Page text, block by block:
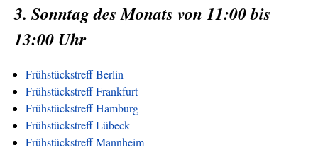
3. Sonntag des Monats von 11:00 bis
13:00 Uhr
Frühstückstreff Berlin
Frühstückstreff Frankfurt
Frühstückstreff Hamburg
Frühstückstreff Lübeck
Frühstückstreff Mannheim